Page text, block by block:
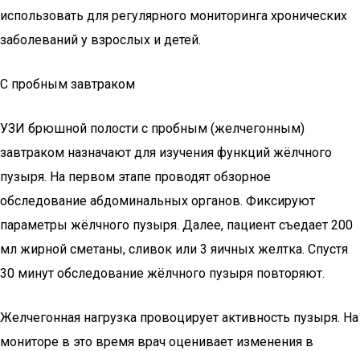
использовать для регулярного мониторинга хронических
заболеваний у взрослых и детей.
С пробным завтраком
УЗИ брюшной полости с пробным (желчегонным)
завтраком назначают для изучения функций жёлчного
пузыря. На первом этапе проводят обзорное
обследование абдоминальных органов. Фиксируют
параметры жёлчного пузыря. Далее, пациент съедает 200
мл жирной сметаны, сливок или 3 яичных желтка. Спустя
30 минут обследование жёлчного пузыря повторяют.
Желчегонная нагрузка провоцирует активность пузыря. На
мониторе в это время врач оценивает изменения в